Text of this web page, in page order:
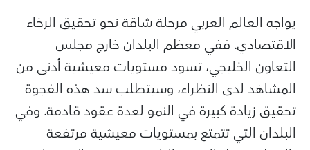
يواجه العالم العربي مرحلة شاقة نحو تحقيق الرخاء
الاقتصادي. ففي معظم البلدان خارج مجلس
التعاون الخليجي، تسود مستويات معيشية أدنى من
المشاهَد لدى النظراء، وسيتطلب سد هذه الفجوة
تحقيق زيادة كبيرة في النمو لعدة عقود قادمة. وفي
البلدان التي تتمتع بمستويات معيشية مرتفعة